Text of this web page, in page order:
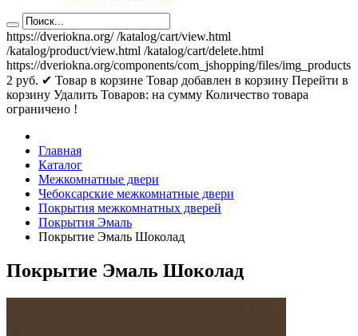
https://dveriokna.org/ /katalog/cart/view.html
/katalog/product/view.html /katalog/cart/delete.html
https://dveriokna.org/components/com_jshopping/files/img_products
2 руб. ✔ Товар в корзине Товар добавлен в корзину Перейти в
корзину Удалить Товаров: на сумму Количество товара
ограничено !
Главная
Каталог
Межкомнатные двери
Чебоксарские межкомнатные двери
Покрытия межкомнатных дверей
Покрытия Эмаль
Покрытие Эмаль Шоколад
Покрытие Эмаль Шоколад